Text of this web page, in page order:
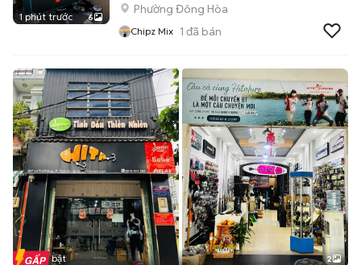
1 phút trước 6
Phường Đông Hòa
Chipz Mix 1 đã bán
Tin nổi bật 2